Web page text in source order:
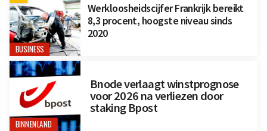
BUSINESS
Werkloosheidscijfer Frankrijk bereikt
8,3 procent, hoogste niveau sinds
2020
BINNENLAND
Bnode verlaagt winstprognose
voor 2026 na verliezen door
staking Bpost